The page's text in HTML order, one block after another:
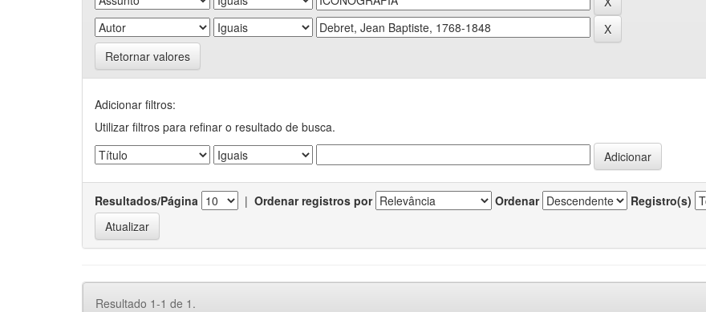
Retornar valores
Adicionar filtros:
Utilizar filtros para refinar o resultado de busca.
Resultados/Página | Ordenar registros por Ordenar Registro(s)
Resultado 1-1 de 1.